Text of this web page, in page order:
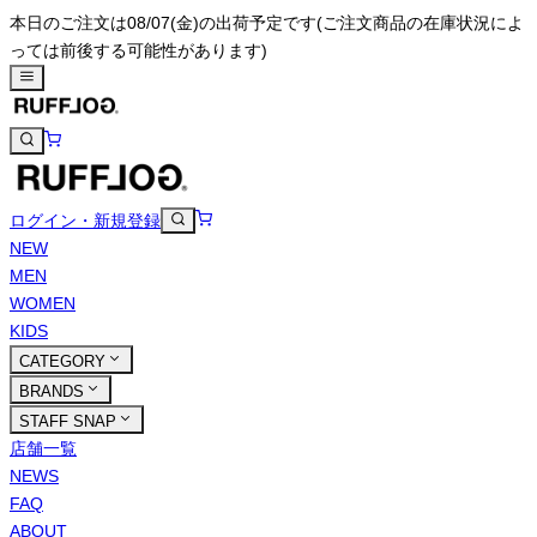
本日のご注文は08/07(金)の出荷予定です(ご注文商品の在庫状況によ
っては前後する可能性があります)
ログイン・新規登録
NEW
MEN
WOMEN
KIDS
CATEGORY
BRANDS
STAFF SNAP
店舗一覧
NEWS
FAQ
ABOUT